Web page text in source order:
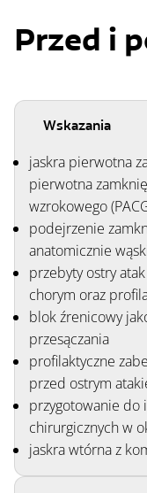
Przed i
Wskazania
jaskra pierwotna
pierwotna
wzrokowego
podejrzenie
anatomicznie
przebyty ostry
chorym oraz
blok źrenicowy
przesączania
profilaktyczne
przed ostrym
przygotowanie do
chirurgicznych w
jaskra wtórna z